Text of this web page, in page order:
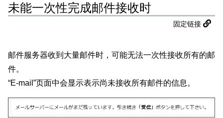
未能一次性完成邮件接收时
固定链接
邮件服务器收到大量邮件时，可能无法一次性接收所有的邮
件。
“E-mail”页面中会显示表示尚未接收所有邮件的信息。